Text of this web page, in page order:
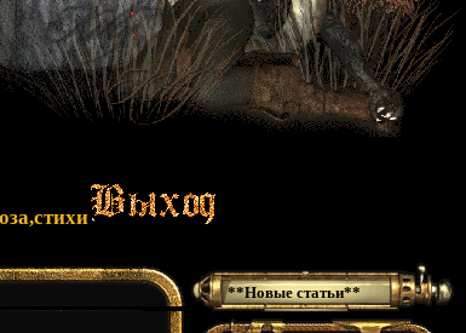
**Новые статьи**